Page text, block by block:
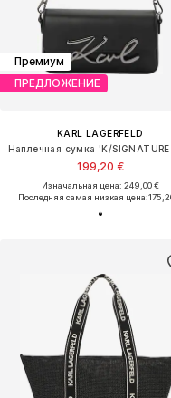
Премиум
ПРЕДЛОЖЕНИЕ
KARL LAGERFELD
Наплечная сумка 'K/
199,20 €
Изначальная цена: 249,00 €
Последняя самая низкая цена: